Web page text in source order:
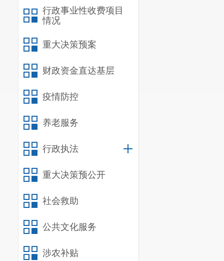
行政事业性收费项目
情况
重大决策预案
财政资金直达基层
疫情防控
养老服务
行政执法
重大决策预公开
社会救助
公共文化服务
涉农补贴